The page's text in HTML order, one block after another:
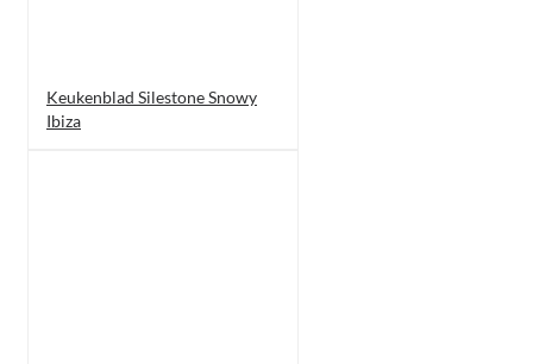
Keukenblad Silestone Snowy
Ibiza